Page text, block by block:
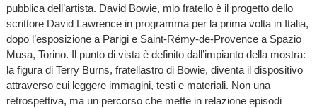
pubblica dell’artista. David Bowie, mio fratello è il progetto dello
scrittore David Lawrence in programma per la prima volta in Italia,
dopo l’esposizione a Parigi e Saint-Rémy-de-Provence a Spazio
Musa, Torino. Il punto di vista è definito dall’impianto della mostra:
la figura di Terry Burns, fratellastro di Bowie, diventa il dispositivo
attraverso cui leggere immagini, testi e materiali. Non una
retrospettiva, ma un percorso che mette in relazione episodi